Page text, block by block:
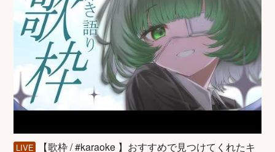
LIVE
【歌枠 / #karaoke 】おすすめで見つけてくれたキ